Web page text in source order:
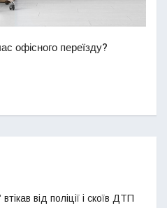
офісного переїзду?
від поліції і скоїв ДТП